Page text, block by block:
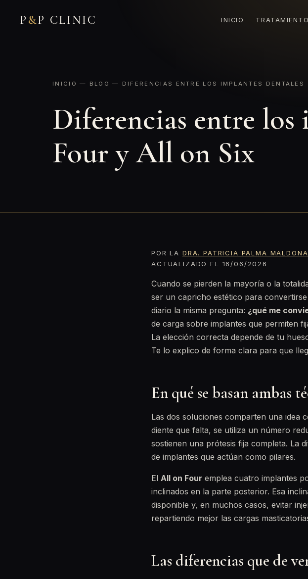
P &P CLINIC INICIO
INICIO — BLOG — DIFERENCIAS ENTRE LOS IMPLANTES DENTALES
Diferencias entre
Four y All on Six
POR LA DRA. PATRICIA PALMA
ACTUALIZADO EL 16/06/2026
Cuando se pierden la mayoría o la
ser un capricho estético para
diario la misma pregunta: ¿qué me
de carga sobre implantes que permiten
La elección correcta depende de tu
Te lo explico de forma clara para que
En qué se basan ambas
Las dos soluciones comparten una idea
diente que falta, se utiliza un número
sostienen una prótesis fija completa. La
de implantes que actúan como pilares.
El All on Four emplea cuatro implantes
inclinados en la parte posterior. Esa
disponible y, en muchos casos, evitar
repartiendo mejor las cargas
Las diferencias que de